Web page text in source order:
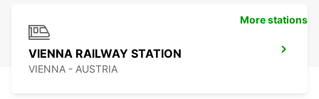
VIENNA RAILWAY STATION
VIENNA - AUSTRIA
More stations